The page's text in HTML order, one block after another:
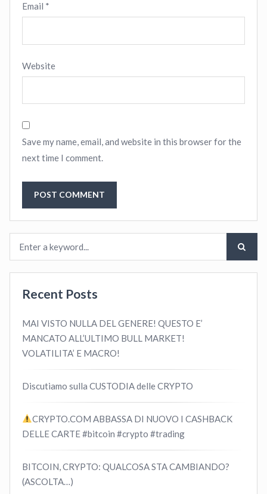
Email *
Website
Save my name, email, and website in this browser for the
next time I comment.
Recent Posts
MAI VISTO NULLA DEL GENERE! QUESTO E’
MANCATO ALL’ULTIMO BULL MARKET!
VOLATILITA’ E MACRO!
Discutiamo sulla CUSTODIA delle CRYPTO
CRYPTO.COM ABBASSA DI NUOVO I CASHBACK
DELLE CARTE #bitcoin #crypto #trading
BITCOIN, CRYPTO: QUALCOSA STA CAMBIANDO?
(ASCOLTA…)